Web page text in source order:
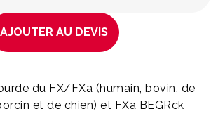
AJOUTER AU DEVIS
du FX/FXa (humain, bovin, de
et de chien) et FXa BEGRck